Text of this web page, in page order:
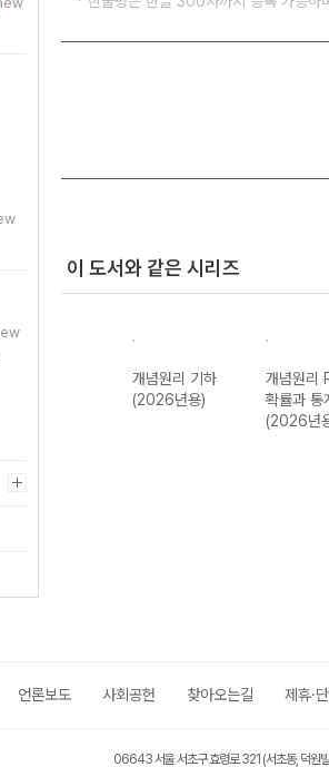
이 도서와 같은 시리즈
개념원리 기하
(2026년용)
개념원리
확률과 통
(2026년
언론보도 사회공헌 찾아오는길 제휴·
06643 서울 서초구 효령로 321 (서초동, 덕